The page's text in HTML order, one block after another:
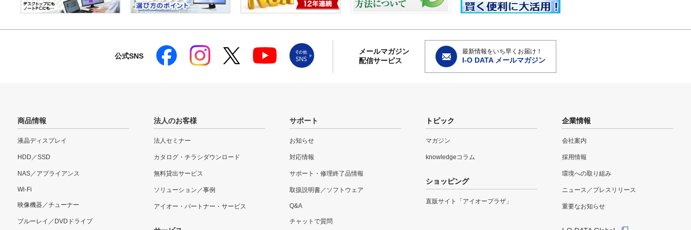
公式SNS
メールマガジン
配信サービス
最新情報をいち早くお届け！
I-O DATA メールマガジン
商品情報
液晶ディスプレイ
HDD／SSD
NAS／アプライアンス
Wi-Fi
映像機器／チューナー
ブルーレイ／DVDドライブ
法人のお客様
法人セミナー
カタログ・チラシダウンロード
無料貸出サービス
ソリューション／事例
アイオー・パートナー・サービス
サポート
お知らせ
対応情報
サポート・修理終了品情報
取扱説明書／ソフトウェア
Q&A
チャットで質問
トピック
マガジン
knowledgeコラム
ショッピング
直販サイト「アイオープラザ」
企業情報
会社案内
採用情報
環境への取り組み
ニュース／プレスリリース
重要なお知らせ